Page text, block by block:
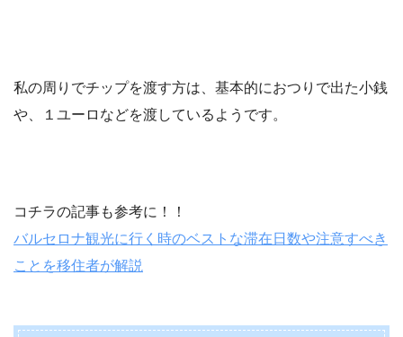
私の周りでチップを渡す方は、基本的におつりで出た小銭
や、
１ユーロ などを渡しているようです。
コチラの記事も参考に！！
バルセロナ観光に行く時のベストな滞在日数や注意すべき
ことを移住者が解説